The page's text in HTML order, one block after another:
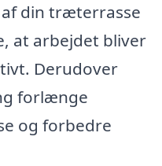
din træterrasse
at arbejdet bliver
Derudover
forlænge
og forbedre